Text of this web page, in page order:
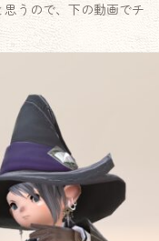
うので、下の動画でチ